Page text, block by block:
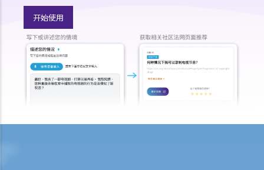
程序
B. 许可申请：申请和程序
C. 临时济助
D. 实质聆讯和程序：合并聆讯
E. 答辩人和坦诚责任
开始使用